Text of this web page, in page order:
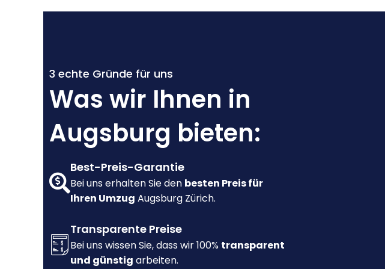
3 echte Gründe für uns
Was wir Ihnen in
Augsburg bieten:
Best-Preis-Garantie
Bei uns erhalten Sie den besten Preis für
Ihren Umzug Augsburg Zürich.
Transparente Preise
Bei uns wissen Sie, dass wir 100% transparent
und günstig arbeiten.